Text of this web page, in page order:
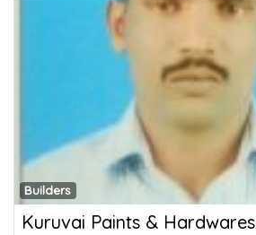
Builders
Kuruvai Paints & Hardwares